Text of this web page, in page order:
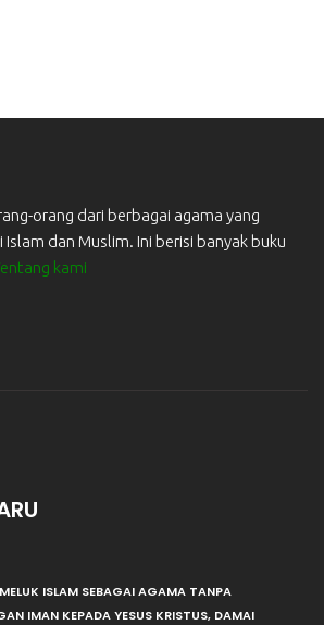
orang dari berbagai agama yang
dan Muslim. Ini berisi banyak buku
kami
ISLAM SEBAGAI AGAMA TANPA
IMAN KEPADA YESUS KRISTUS, DAMAI